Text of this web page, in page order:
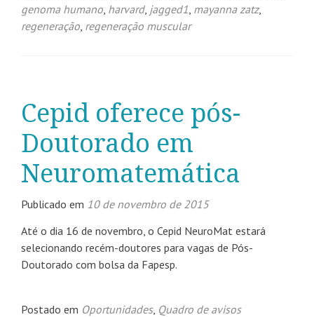
genoma humano, harvard, jagged1, mayanna zatz,
regeneração, regeneração muscular
Cepid oferece pós-
Doutorado em
Neuromatemática
Publicado em 10 de novembro de 2015
Até o dia 16 de novembro, o Cepid NeuroMat estará
selecionando recém-doutores para vagas de Pós-
Doutorado com bolsa da Fapesp.
Postado em Oportunidades, Quadro de avisos